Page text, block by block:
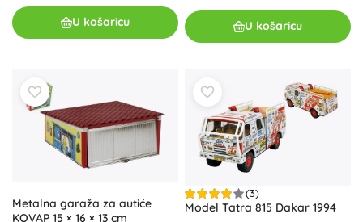
U košaricu U košaricu
Metalna garaža za autiće
KOVAP 15 × 16 × 13 cm
(3)
Model Tatra 815 Dakar 1994